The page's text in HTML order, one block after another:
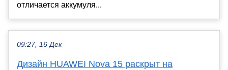
отличается аккумуля...
09:27, 16 Дек
Дизайн HUAWEI Nova 15 раскрыт на